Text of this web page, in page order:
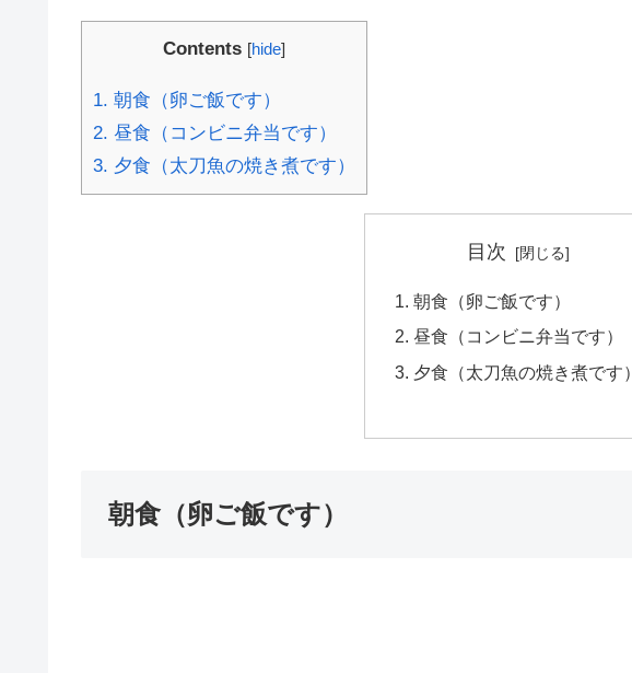
Contents [hide]
1. 朝食（卵ご飯です）
2. 昼食（コンビニ弁当です）
3. 夕食（太刀魚の焼き煮です）
目次
朝食（卵ご飯です）
昼食（コンビニ弁当です）
夕食（太刀魚の焼き煮です）
朝食（卵ご飯です）